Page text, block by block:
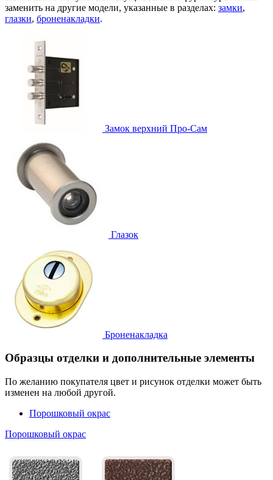
заменить на другие модели, указанные в разделах: замки,
глазки, броненакладки.
Замок верхний Про-Сам
Глазок
Броненакладка
Образцы отделки и дополнительные элементы
По желанию покупателя цвет и рисунок отделки может быть
изменен на любой другой.
Порошковый окрас
Порошковый окрас